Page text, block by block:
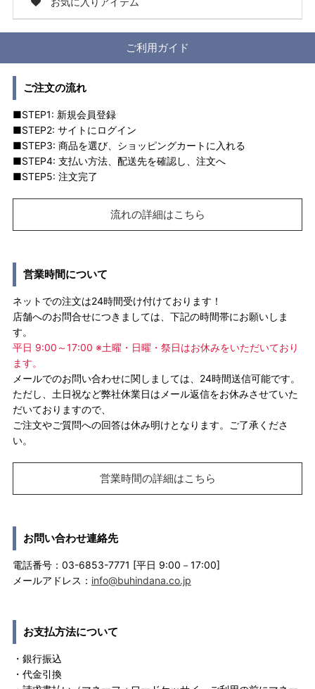
ご利用ガイド
ご注文の流れ
■STEP1: 新規会員登録
■STEP2: サイトにログイン
■STEP3: 商品を選び、ショッピングカートに入れる
■STEP4: 支払い方法、配送先を確認し、注文へ
■STEP5: 注文完了
流れの詳細はこちら
営業時間について
ネットでの注文は24時間受け付けております！
店舗へのお問合せにつきましては、下記の時間帯にお願いしま
す。
平日 9:00～17:00 ※土曜・日曜・祭日はお休みをいただいており
ます。
メールでのお問い合わせに関しましては、24時間送信可能です。
ただし、土日祝など弊社休業日はメール返信をお休みさせていた
だいておりますので、
ご注文やご質問への回答は休み明けとなります。ご了承くださ
い。
営業時間の詳細はこちら
お問い合わせ連絡先
電話番号：03-6853-7771 [平日 9:00－17:00]
メールアドレス： info@buhindana.co.jp
お支払方法について
・銀行振込
・代金引換